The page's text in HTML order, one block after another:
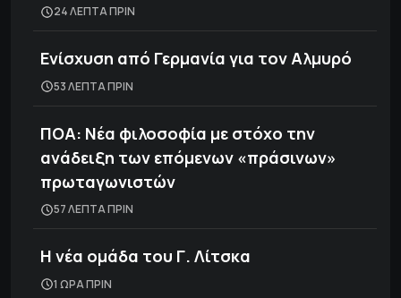
24 ΛΕΠΤΑ ΠΡΙΝ
Ενίσχυση από Γερμανία για τον Αλμυρό
53 ΛΕΠΤΑ ΠΡΙΝ
ΠΟΑ: Νέα φιλοσοφία με στόχο την
ανάδειξη των επόμενων «πράσινων»
πρωταγωνιστών
57 ΛΕΠΤΑ ΠΡΙΝ
H νέα ομάδα του Γ. Λίτσκα
1 ΩΡΑ ΠΡΙΝ